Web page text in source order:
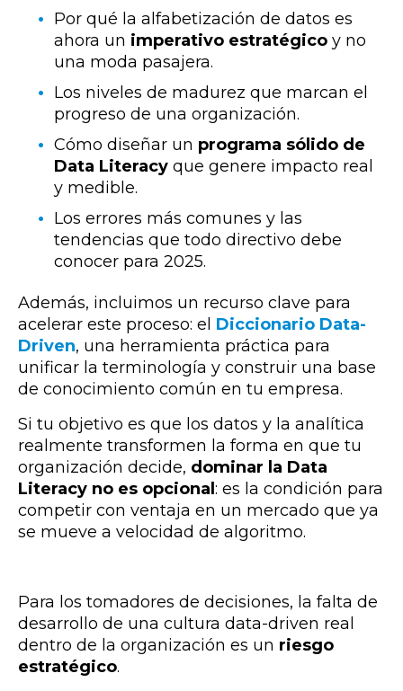
Por qué la alfabetización de datos es
ahora un imperativo estratégico y no
una moda pasajera.
Los niveles de madurez que marcan el
progreso de una organización.
Cómo diseñar un programa sólido de
Data Literacy que genere impacto real
y medible.
Los errores más comunes y las
tendencias que todo directivo debe
conocer para 2025.
Además, incluimos un recurso clave para
acelerar este proceso: el Diccionario Data-
Driven, una herramienta práctica para
unificar la terminología y construir una base
de conocimiento común en tu empresa.
Si tu objetivo es que los datos y la analítica
realmente transformen la forma en que tu
organización decide, dominar la Data
Literacy no es opcional: es la condición para
competir con ventaja en un mercado que ya
se mueve a velocidad de algoritmo.
Para los tomadores de decisiones, la falta de
desarrollo de una cultura data-driven real
dentro de la organización es un riesgo
estratégico.